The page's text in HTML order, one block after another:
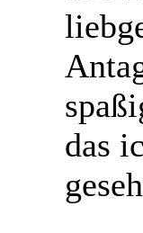
das